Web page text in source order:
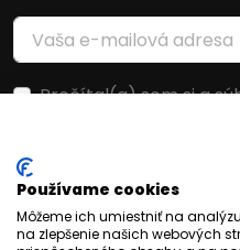
Prečítal(a) som si a
Používame cookies
Môžeme ich umiestniť na
na zlepšenie našich webových